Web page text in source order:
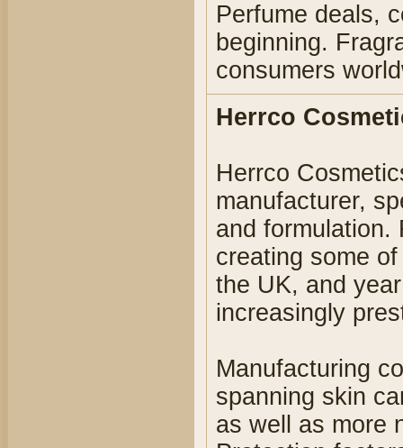
Perfume deals,
beginning.
consumers
Herrco
Herrco
manufacturer,
and formulation.
creating some
the UK, and
increasingly
Manufacturing
spanning skin
as well as more